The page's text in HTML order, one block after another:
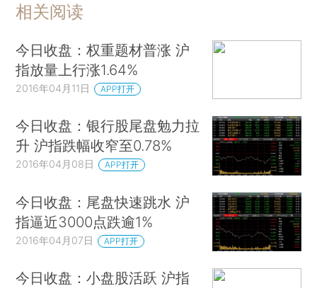
相关阅读
今日收盘：权重题材普涨 沪
指放量上行涨1.64%
2016年04月11日 APP打开
今日收盘：银行股尾盘勉力拉
升 沪指跌幅收窄至0.78%
2016年04月08日 APP打开
今日收盘：尾盘快速跳水 沪
指逼近3000点跌逾1%
2016年04月07日 APP打开
今日收盘：小盘股活跃 沪指